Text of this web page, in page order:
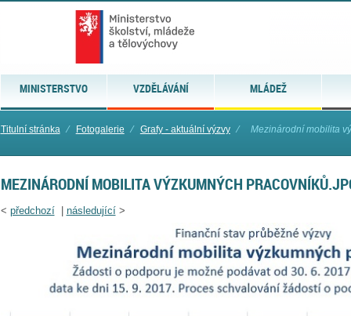
MINISTERSTVO VZDĚLÁVÁNÍ MLÁDEŽ
Titulní stránka ⁄ Fotogalerie ⁄ Grafy - aktuální výzvy ⁄ Mezinárodní mobilita
MEZINÁRODNÍ MOBILITA VÝZKUMNÝCH
< předchozí| následující>